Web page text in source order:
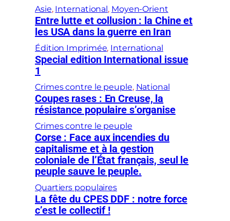
Asie, International, Moyen-Orient
Entre lutte et collusion : la Chine et
les USA dans la guerre en Iran
Édition Imprimée, International
Special edition International issue
1
Crimes contre le peuple, National
Coupes rases : En Creuse, la
résistance populaire s’organise
Crimes contre le peuple
Corse : Face aux incendies du
capitalisme et à la gestion
coloniale de l’État français, seul le
peuple sauve le peuple.
Quartiers populaires
La fête du CPES DDF : notre force
c’est le collectif !